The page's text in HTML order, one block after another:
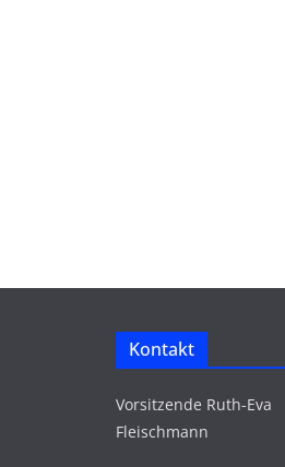
Kontakt
Vorsitzende Ruth-Eva
Fleischmann